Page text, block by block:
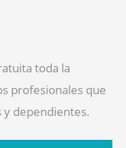
toda la
profesionales que
dependientes.